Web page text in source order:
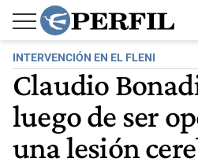
INTERVENCIÓN EN EL FLENI
Claudio
luego de ser
una lesión